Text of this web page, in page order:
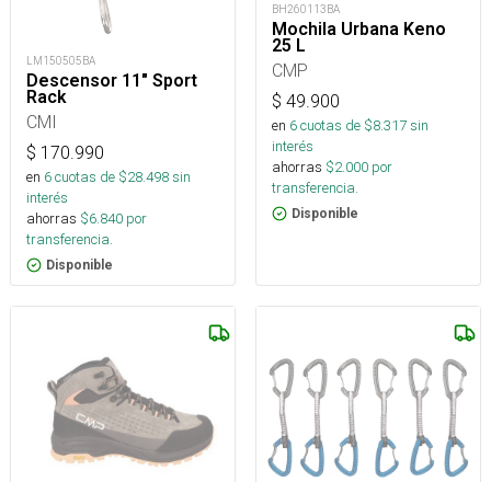
LM150505BA
Descensor 11" Sport
Rack
CMI
$ 170.990
en 6cuotas de $28.498sin
interés
ahorras $6.840 por
transferencia.
Disponible
BH260113BA
Mochila Urbana Keno
25 L
CMP
$ 49.900
en 6cuotas de $8.317sin
interés
ahorras $2.000 por
transferencia.
Disponible